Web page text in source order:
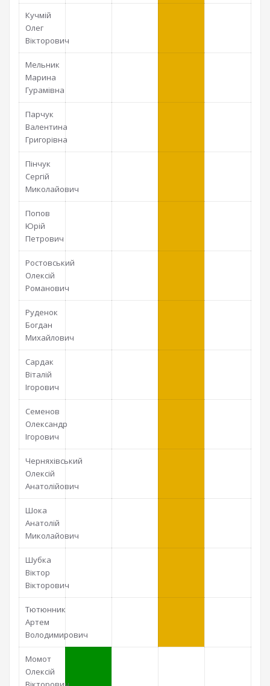
Кучмій
Олег
Вікторович
Мельник
Марина
Гурамівна
Парчук
Валентина
Григорівна
Пінчук
Сергій
Миколайович
Попов
Юрій
Петрович
Ростовський
Олексій
Романович
Руденок
Богдан
Михайлович
Сардак
Віталій
Ігорович
Семенов
Олександр
Ігорович
Черняхівський
Олексій
Анатолійович
Шока
Анатолій
Миколайович
Шубка
Віктор
Вікторович
Тютюнник
Артем
Володимирович
Момот
Олексій